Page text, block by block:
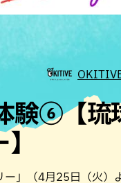
理
ック
理
ー
アート
公園
沖縄旧暦
験⑥【琉
】
ー」（4月25日（火）